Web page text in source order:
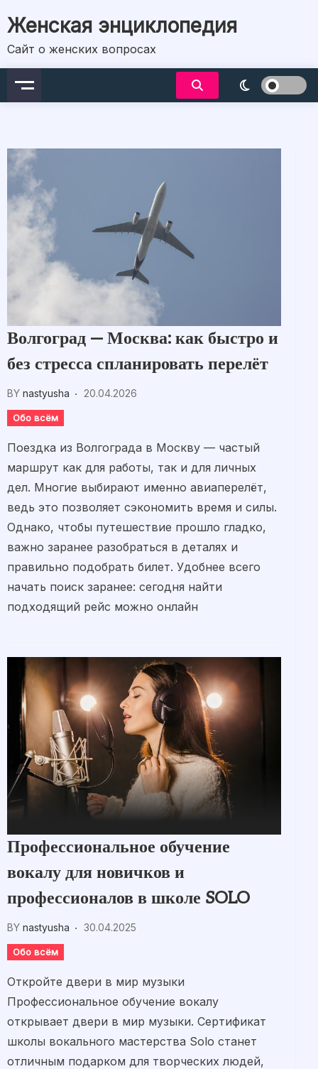
to
content
Женская энциклопедия
Сайт о женских вопросах
Волгоград — Москва: как быстро и
без стресса спланировать перелёт
BY nastyusha 20.04.2026
Обо всём
Поездка из Волгограда в Москву — частый
маршрут как для работы, так и для личных
дел. Многие выбирают именно авиаперелёт,
ведь это позволяет сэкономить время и силы.
Однако, чтобы путешествие прошло гладко,
важно заранее разобраться в деталях и
правильно подобрать билет. Удобнее всего
начать поиск заранее: сегодня найти
подходящий рейс можно онлайн
Профессиональное обучение
вокалу для новичков и
профессионалов в школе SOLO
BY nastyusha 30.04.2025
Обо всём
Откройте двери в мир музыки
Профессиональное обучение вокалу
открывает двери в мир музыки. Сертификат
школы вокального мастерства Solo станет
отличным подарком для творческих людей,